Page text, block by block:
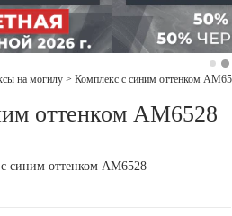
на могилу > Комплекс с синим оттенком
оттенком AM6528